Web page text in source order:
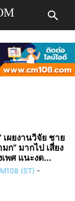
เผยงานวิจัย ชาย
ก” มากไป เสี่ยง
พศ แนะงด...
(ST) -